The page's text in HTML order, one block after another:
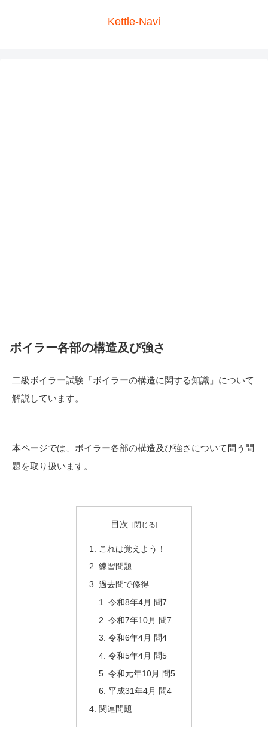
Kettle-Navi
ボイラー各部の構造及び強さ
二級ボイラー試験「ボイラーの構造に関する知識」について
解説しています。
本ページでは、ボイラー各部の構造及び強さについて問う問
題を取り扱います。
目次
これは覚えよう！
練習問題
過去問で修得
令和8年4月 問7
令和7年10月 問7
令和6年4月 問4
令和5年4月 問5
令和元年10月 問5
平成31年4月 問4
関連問題